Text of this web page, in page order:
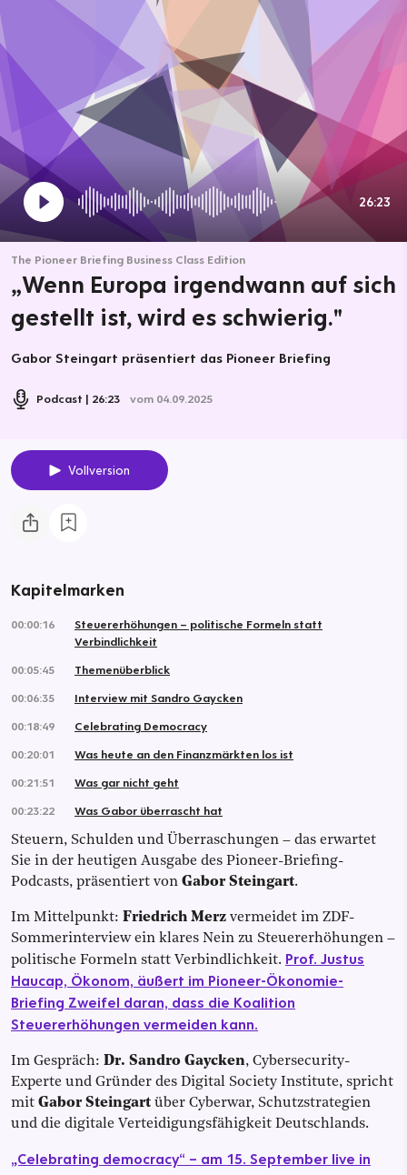
26:23
The Pioneer Briefing Business Class Edition
„Wenn Europa irgendwann auf sich
gestellt ist, wird es schwierig."
Gabor Steingart präsentiert das Pioneer Briefing
Podcast 26:23 vom 04.09.2025
Vollversion
Kapitelmarken
00:00:16
Steuererhöhungen – politische Formeln statt
Verbindlichkeit
00:05:45
Themenüberblick
00:06:35
Interview mit Sandro Gaycken
00:18:49
Celebrating Democracy
00:20:01
Was heute an den Finanzmärkten los ist
00:21:51
Was gar nicht geht
00:23:22
Was Gabor überrascht hat
Steuern, Schulden und Überraschungen – das erwartet
Sie in der heutigen Ausgabe des Pioneer-Briefing-
Podcasts, präsentiert von Gabor Steingart.
Im Mittelpunkt: Friedrich Merz vermeidet im ZDF-
Sommerinterview ein klares Nein zu Steuererhöhungen –
politische Formeln statt Verbindlichkeit. Prof. Justus
Haucap, Ökonom, äußert im Pioneer-Ökonomie-
Briefing Zweifel daran, dass die Koalition
Steuererhöhungen vermeiden kann.
Im Gespräch: Dr. Sandro Gaycken, Cybersecurity-
Experte und Gründer des Digital Society Institute, spricht
mit Gabor Steingart über Cyberwar, Schutzstrategien
und die digitale Verteidigungsfähigkeit Deutschlands.
„Celebrating democracy“ – am 15. September live in